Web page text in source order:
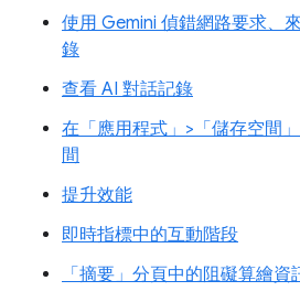
使用 Gemini 偵錯網路要求、
錄
查看 AI 對話記錄
在「應用程式」>「儲存空間
間
提升效能
即時指標中的互動階段
「摘要」分頁中的阻礙算繪資